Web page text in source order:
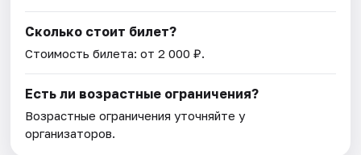
Сколько стоит билет?
Стоимость билета: от 2 000 ₽.
Есть ли возрастные ограничения?
Возрастные ограничения уточняйте у
организаторов.